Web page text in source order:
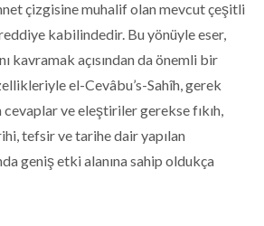
çizgisine muhalif olan mevcut çeşitli
kabilindedir. Bu yönüyle eser,
kavramak açısından da önemli bir
el-Cevâbu’s-Sahîh, gerek
ve eleştiriler gerekse fıkıh,
tefsir ve tarihe dair yapılan
geniş etki alanına sahip oldukça